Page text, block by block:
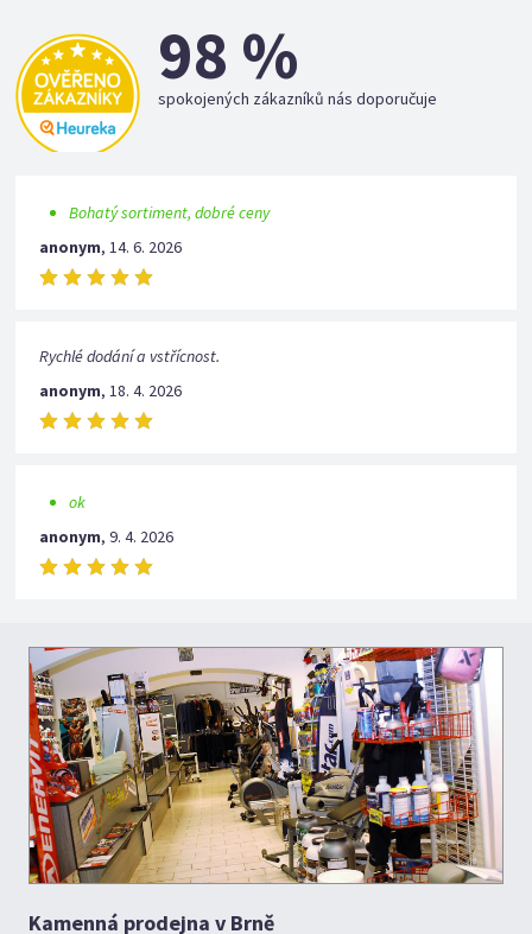
98 %
spokojených zákazníků nás doporučuje
Bohatý sortiment, dobré ceny
anonym,14. 6. 2026
Rychlé dodání a vstřícnost.
anonym,18. 4. 2026
ok
anonym,9. 4. 2026
Kamenná prodejna v Brně